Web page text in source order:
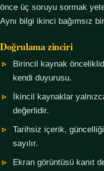
önce üç soruyu sormak
Aynı bilgi ikinci bağımsız
Doğrulama zinciri
Birincil kaynak
kendi duyurusu.
İkincil kaynaklar
değerlidir.
Tarihsiz içerik,
sayılır.
Ekran görüntüsü kanıt